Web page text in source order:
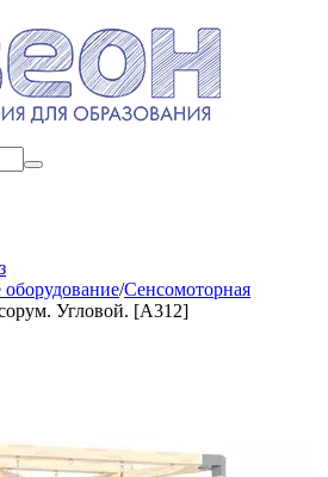
/Сенсомоторная
Угловой. [А312]